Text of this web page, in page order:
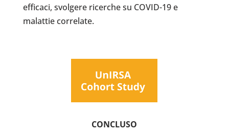
efficaci, svolgere ricerche su COVID-19 e
malattie correlate.
CONCLUSO